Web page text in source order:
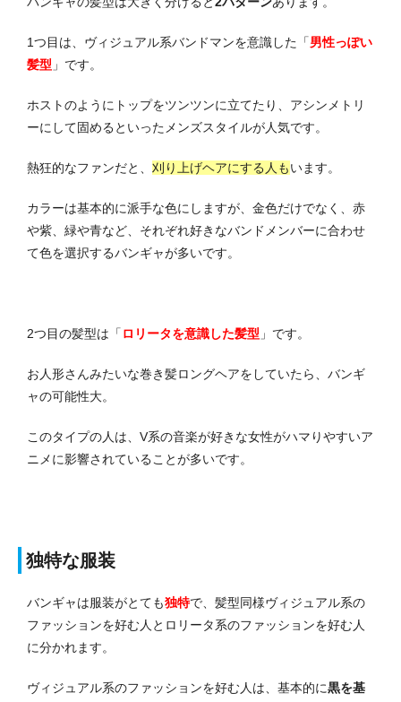
1つ目は、ヴィジュアル系バンドマンを意識した「男性っぽい
髪型 」です。
ホストのようにトップをツンツンに立てたり、アシンメトリ
ーにして固めるといったメンズスタイルが人気です。
熱狂的なファンだと、 刈り上げヘアにする人もいます。
カラーは基本的に派手な色にしますが、金色だけでなく、赤
や紫、緑や青など、それぞれ好きなバンドメンバーに合わせ
て色を選択するバンギャが多いです。
2つ目の髪型は「 ロリータを意識した髪型 」です。
お人形さんみたいな巻き髪ロングヘアをしていたら、バンギ
ャの可能性大。
このタイプの人は、V系の音楽が好きな女性がハマりやすいア
ニメに影響されていることが多いです。
独特な服装
バンギャは服装がとても独特で、髪型同様ヴィジュアル系の
ファッションを好む人とロリータ系のファッションを好む人
に分かれます。
ヴィジュアル系のファッションを好む人は、基本的に黒を基